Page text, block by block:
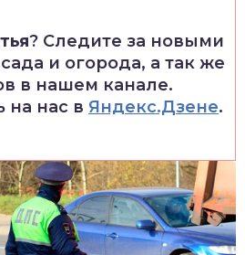
? Следите за новыми
и огорода, а так же
в нашем канале.
на нас в Яндекс.Дзене.